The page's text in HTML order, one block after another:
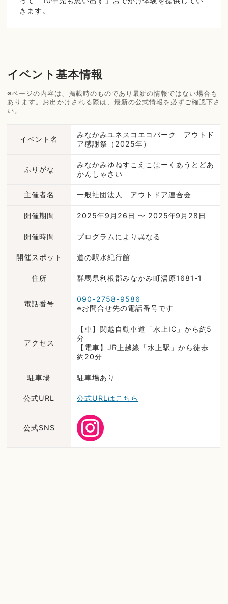
きます。
イベント基本情報
※ページの内容は、掲載時のものであり最新の情報ではない場合も
あります。お出かけされる際は、最新の公式情報を必ずご確認下さ
い。
イベント名
みなかみユネスコエコパーク アウトド
ア感謝祭（2025年）
ふりがな
みなかみゆねすこえこぱーくあうとどあ
かんしゃさい
主催者名 一般社団法人 アウトドア連合会
開催期間 2025年9月26日 〜 2025年9月28日
開催時間 プログラムにより異なる
開催スポット 道の駅水紀行館
住所 群馬県利根郡みなかみ町湯原1681-1
電話番号
090-2758-9586
※お問合せ先の電話番号です
アクセス
【車】関越自動車道「水上IC」から約5
分
【電車】JR上越線「水上駅」から徒歩
約20分
駐車場 駐車場あり
公式URL 公式URLはこちら
公式SNS